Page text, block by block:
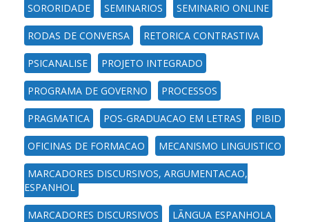
SORORIDADE SEMINARIOS SEMINARIO ONLINE
RODAS DE CONVERSA RETORICA CONTRASTIVA
PSICANALISE PROJETO INTEGRADO
PROGRAMA DE GOVERNO PROCESSOS
PRAGMATICA POS-GRADUACAO EM LETRAS PIBID
OFICINAS DE FORMACAO MECANISMO LINGUISTICO
MARCADORES DISCURSIVOS, ARGUMENTACAO,
ESPANHOL
MARCADORES DISCURSIVOS LÃNGUA ESPANHOLA